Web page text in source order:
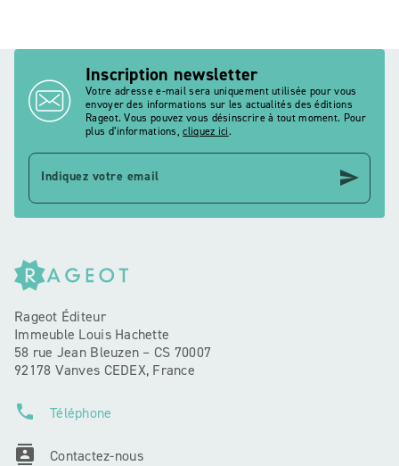
Inscription newsletter
Votre adresse e-mail sera uniquement utilisée pour vous
envoyer des informations sur les actualités des éditions
Rageot. Vous pouvez vous désinscrire à tout moment. Pour
plus d’informations,cliquez ici.
Indiquez votre email send
Rageot Éditeur
Immeuble Louis Hachette
58 rue Jean Bleuzen – CS 70007
92178 Vanves CEDEX, France
phone Téléphone
contacts Contactez-nous